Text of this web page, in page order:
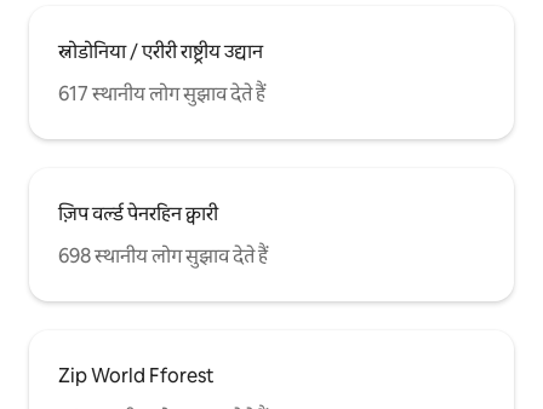
स्नोडोनिया / एरीरी राष्ट्रीय उद्यान
617 स्थानीय लोग सुझाव देते हैं
ज़िप वर्ल्ड पेनरहिन क्वारी
698 स्थानीय लोग सुझाव देते हैं
Zip World Fforest